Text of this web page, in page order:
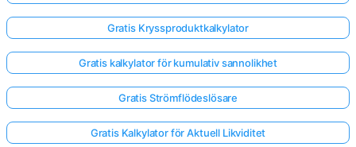
Gratis Kryssproduktkalkylator
Gratis kalkylator för kumulativ sannolikhet
Gratis Strömflödeslösare
Gratis Kalkylator för Aktuell Likviditet